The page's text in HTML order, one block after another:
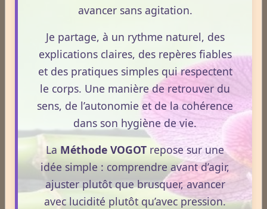
décante et prépare la vitalité du lendemain.
Pourtant, peu de personnes savent réellement ce qui
se joue dans cette période silencieuse.
Lire la suite
1 2 3 4 5
Dernières newsletters
Newsletter #313 - juillet 2026
Newsletter #312 - juin 2026
avancer sans agitation.
Je partage, à un rythme naturel, des
explications claires, des repères fiables
et des pratiques simples qui respectent
le corps. Une manière de retrouver du
sens, de l’autonomie et de la cohérence
dans son hygiène de vie.
La Méthode VOGOT repose sur une
idée simple : comprendre avant d’agir,
ajuster plutôt que brusquer, avancer
avec lucidité plutôt qu’avec pression.